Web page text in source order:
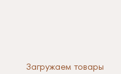
Загружаем товары